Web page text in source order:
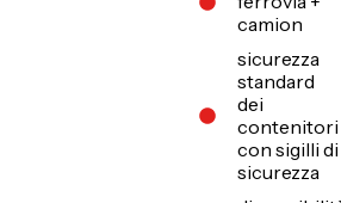
camion
sicurezza
standard
dei
contenitori
con sigilli di
sicurezza